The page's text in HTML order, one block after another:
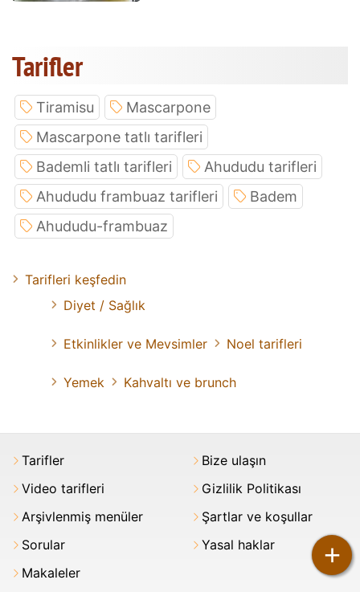
+
Tarifler
Tiramisu
Mascarpone
Mascarpone tatlı tarifleri
Bademli tatlı tarifleri
Ahududu tarifleri
Ahududu frambuaz tarifleri
Badem
Ahududu-frambuaz
Tarifleri keşfedin
Diyet / Sağlık
Etkinlikler ve Mevsimler Noel tarifleri
Yemek Kahvaltı ve brunch
Tarifler
Video tarifleri
Arşivlenmiş menüler
Sorular
Makaleler
Bize ulaşın
Gizlilik Politikası
Şartlar ve koşullar
Yasal haklar